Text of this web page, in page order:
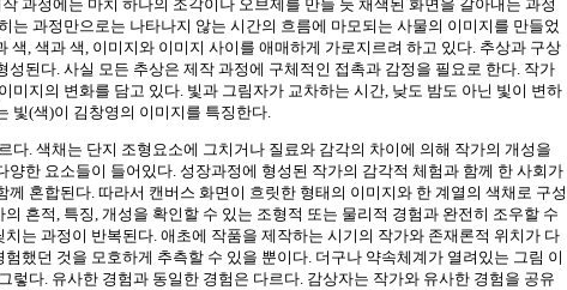
과정에는 마치 하나의 조각이나 오브제를 만들 듯 채색된 화면을 갈아내는 과정
는 과정만으로는 나타나지 않는 시간의 흐름에 마모되는 사물의 이미지를 만들었
색, 색과 색, 이미지와 이미지 사이를 애매하게 가로지르려 하고 있다. 추상과 구상
성된다. 사실 모든 추상은 제작 과정에 구체적인 접촉과 감정을 필요로 한다. 작가
미지의 변화를 담고 있다. 빛과 그림자가 교차하는 시간, 낮도 밤도 아닌 빛이 변하
빛(색)이 김창영의 이미지를 특징한다.
다. 색채는 단지 조형요소에 그치거나 질료와 감각의 차이에 의해 작가의 개성을
양한 요소들이 들어있다. 성장과정에 형성된 작가의 감각적 체험과 함께 한 사회가
혼합된다. 따라서 캔버스 화면이 흐릿한 형태의 이미지와 한 계열의 색채로 구성
흔적, 특징, 개성을 확인할 수 있는 조형적 또는 물리적 경험과 완전히 조우할 수
는 과정이 반복된다. 애초에 작품을 제작하는 시기의 작가와 존재론적 위치가 다
했던 것을 모호하게 추측할 수 있을 뿐이다. 더구나 약속체계가 열려있는 그림 이
렇다. 유사한 경험과 동일한 경험은 다르다. 감상자는 작가와 유사한 경험을 공유